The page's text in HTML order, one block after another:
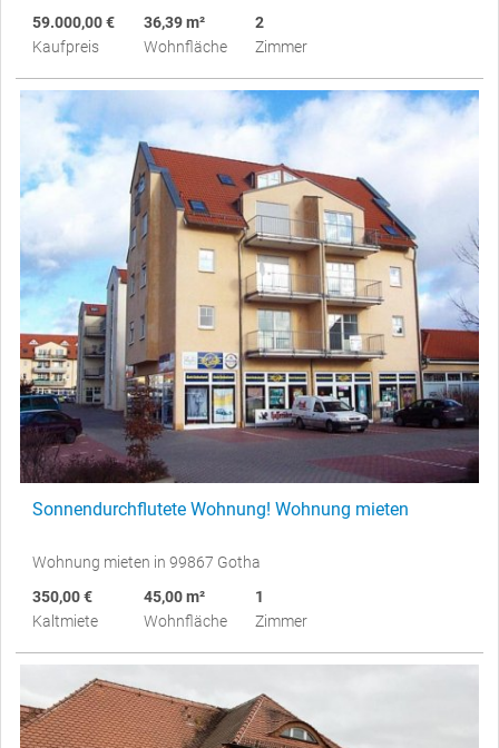
59.000,00 €
Kaufpreis
36,39 m²
Wohnfläche
2
Zimmer
Sonnendurchflutete Wohnung! Wohnung mieten
Wohnung mieten in 99867 Gotha
350,00 €
Kaltmiete
45,00 m²
Wohnfläche
1
Zimmer